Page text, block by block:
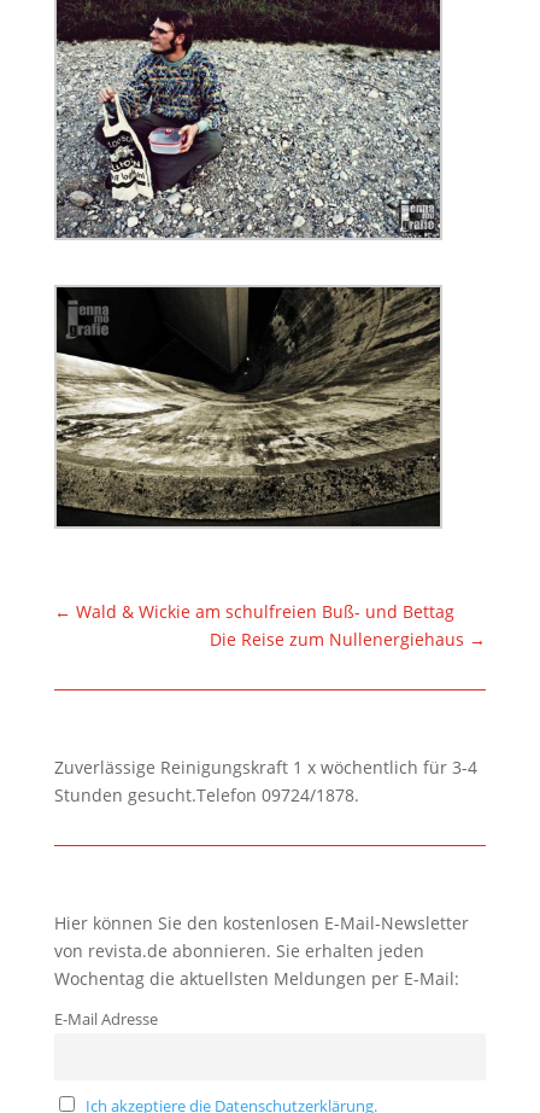
← Wald & Wickie am schulfreien Buß- und Bettag
Die Reise zum Nullenergiehaus →
Zuverlässige Reinigungskraft 1 x wöchentlich für 3-4
Stunden gesucht.Telefon 09724/1878.
Hier können Sie den kostenlosen E-Mail-Newsletter
von revista.de abonnieren. Sie erhalten jeden
Wochentag die aktuellsten Meldungen per E-Mail:
E-Mail Adresse
Ich akzeptiere die Datenschutzerklärung.